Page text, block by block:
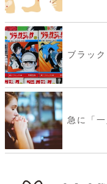
ブラッ
急に「